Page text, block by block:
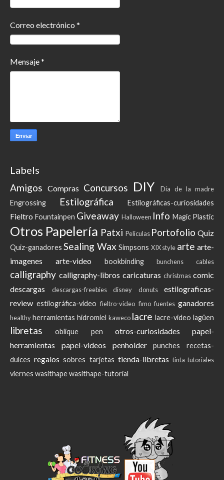
Correo electrónico *
Mensaje*
Labels
Amigos Compras Concursos DIY Día de la madre
Engrossing Estilográfica Estilográficas-curiosidades
Fieltro Fountainpen Giveaway Halloween Info Magic Plastic
Otros Papelería Patxi Peliculas Portofolio Quiz
Quiz-ganadores Sealing Wax Simpsons XIX style arte arte-
imagenes
arte-video bookbinding bunchens cables
calligraphy calligraphy-libros caricaturas christmas comic
descargas
descargas-freebies disney donuts
estilograficas-
review estilográfica-video fieltro-video fimo fuentes ganadores
healthyherramientas hidromiel kaweco lacre lacre-video lagüen
libretas oblique pen otros-curiosidades
papel-
herramientas
papel-videos penholder punches
recetas-
dulces regalos sobres tarjetas tienda-libretas tinta-tutoriales
viernes wasithapewasithape-tutorial